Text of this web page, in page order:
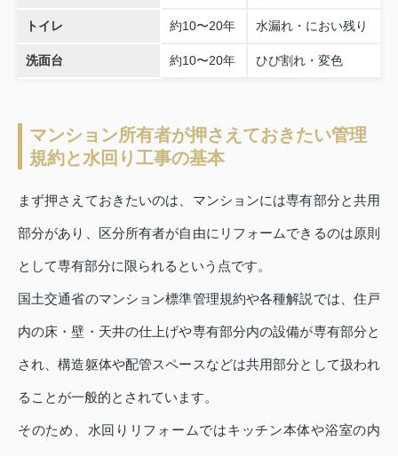
トイレ 約10〜20年 水漏れ・におい残り
洗面台 約10〜20年 ひび割れ・変色
マンション所有者が押さえておきたい管理
規約と水回り工事の基本
まず押さえておきたいのは、マンションには専有部分と共用
部分があり、区分所有者が自由にリフォームできるのは原則
として専有部分に限られるという点です。
国土交通省のマンション標準管理規約や各種解説では、住戸
内の床・壁・天井の仕上げや専有部分内の設備が専有部分と
され、構造躯体や配管スペースなどは共用部分として扱われ
ることが一般的とされています。
そのため、水回りリフォームではキッチン本体や浴室の内